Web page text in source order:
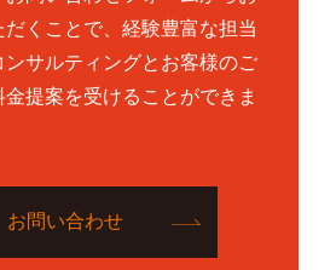
だくことで、経験豊富な担当
サルティングとお客様のご
提案を受けることができま
お問い合わせ